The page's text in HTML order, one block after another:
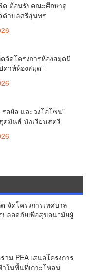
ต ต้อนรับคณะศึกษาดู
ตำบลศรีสุนทร
จัดโครงการห้องสมุดมี
ดาห์ห้องสมุด”
รอยัล และวงโอโซน”
ดมันส์ นักเรียนสตรี
จัดโครงการเทศบาล
ปลอดภัยเพื่อสุขอนามัยผู้
วม PEA เสนอโครงการ
ในพื้นที่เกาะโหลน